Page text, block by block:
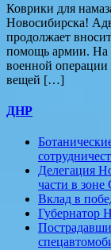
Коврики для
Новосибирска!
продолжает
помощь армии. На
военной
вещей […]
ДНР
Делегация
части в
Вклад в
Губернатор